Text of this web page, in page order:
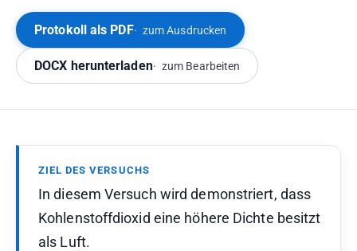
Protokoll als PDF zum Ausdrucken
DOCX herunterladen zum Bearbeiten
ZIEL DES VERSUCHS
In diesem Versuch wird demonstriert, dass
Kohlenstoffdioxid eine höhere Dichte besitzt
als Luft.